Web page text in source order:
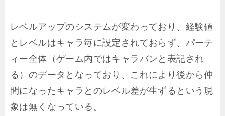
レベルアップのシステムが変わっており、経験値
とレベルはキャラ毎に設定されておらず、パーテ
ィー全体（ゲーム内ではキャラバンと表記され
る）のデータとなっており、これにより後から仲
間になったキャラとのレベル差が生ずるという現
象は無くなっている。